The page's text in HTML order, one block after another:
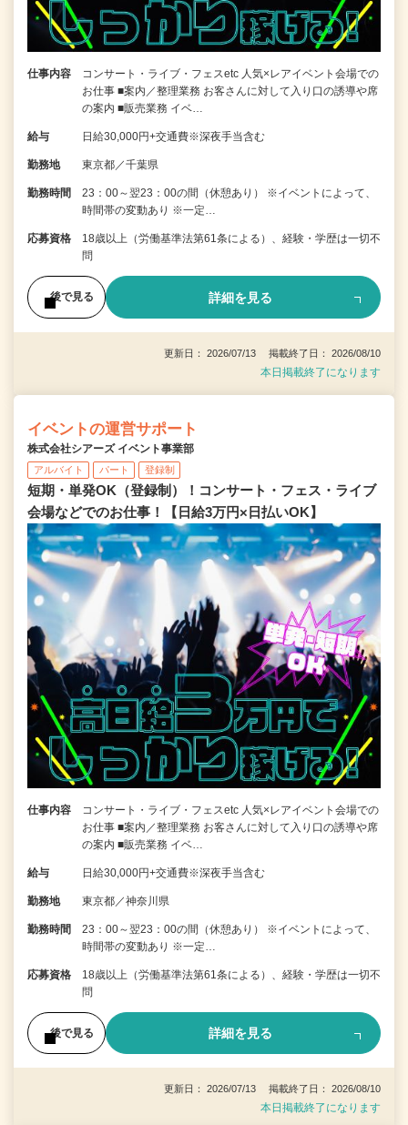
仕事内容
コンサート・ライブ・フェスetc 人気×レアイベント会場での
お仕事 ■案内／整理業務 お客さんに対して入り口の誘導や席
の案内 ■販売業務 イベ…
給与 日給30,000円+交通費※深夜手当含む
勤務地 東京都／千葉県
勤務時間
23：00～翌23：00の間（休憩あり） ※イベントによって、
時間帯の変動あり ※一定…
応募資格
18歳以上（労働基準法第61条による）、経験・学歴は一切不
問
後で見る 詳細を見る
更新日： 2026/07/13 掲載終了日： 2026/08/10
本日掲載終了になります
イベントの運営サポート
株式会社シアーズ イベント事業部
アルバイト パート 登録制
短期・単発OK（登録制）！コンサート・フェス・ライブ
会場などでのお仕事！【日給3万円×日払いOK】
仕事内容
コンサート・ライブ・フェスetc 人気×レアイベント会場での
お仕事 ■案内／整理業務 お客さんに対して入り口の誘導や席
の案内 ■販売業務 イベ…
給与 日給30,000円+交通費※深夜手当含む
勤務地 東京都／神奈川県
勤務時間
23：00～翌23：00の間（休憩あり） ※イベントによって、
時間帯の変動あり ※一定…
応募資格
18歳以上（労働基準法第61条による）、経験・学歴は一切不
問
後で見る 詳細を見る
更新日： 2026/07/13 掲載終了日： 2026/08/10
本日掲載終了になります